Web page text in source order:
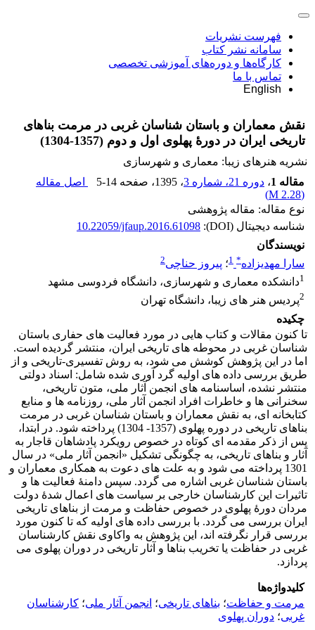
فهرست نشریات
سامانه نشر کتاب
کارگاه‌ها و دوره‌های آموزشی تخصصی
تماس با ما
English
نقش معماران و باستان شناسان غربی در مرمت بناهای
تاریخی ایران در دورۀ پهلوی اول و دوم (1357-1304)
نشریه هنرهای زیبا: معماری و شهرسازی
مقاله 1
، دوره 21، شماره 3 ، 1395 ، صفحه 5-14
اصل مقاله
(
2.28 M
)
نوع مقاله: مقاله پژوهشی
شناسه دیجیتال (DOI):
10.22059/jfaup.2016.61098
نویسندگان
سارا مهدیزاده*
1؛ پیروز حناچی2
1دانشکده معماری و شهرسازی، دانشگاه فردوسی مشهد
2پردیس هنر های زیبا، دانشگاه تهران
چکیده
تا کنون مقالات و کتاب هایی در مورد فعالیت های حفاری باستان
شناسان غربی در محوطه های تاریخی ایران، منتشر گردیده است.
اما در این پژوهش کوشش می شود، به روش تفسیری-تاریخی و از
طریق بررسی داده های اولیه گرد آوری شده شامل: اسناد دولتی
منتشر نشده، اساسنامه های انجمن آثار ملی، متون تاریخی،
سخنرانی ها و خاطرات افراد انجمن آثار ملی، روزنامه ها و منابع
کتابخانه ای، به نقش معماران و باستان شناسان غربی در مرمت
بناهای تاریخی در دوره پهلوی (1357- 1304) پرداخته شود. در ابتدا،
پس از ذکر مقدمه ای کوتاه در خصوص رویکرد پادشاهان قاجار به
آثار و بناهای تاریخی، به چگونگی تشکیل «انجمن آثار ملی» در سال
1301 پرداخته می شود و به علت های دعوت به همکاری معماران و
باستان شناسان غربی اشاره می گردد. سپس دامنۀ فعالیت ها و
تاثیرات این کارشناسان خارجی بر سیاست های اعمال شدۀ دولت
مردان دورۀ پهلوی در خصوص حفاظت و مرمت از بناهای تاریخی
ایران بررسی می گردد. با بررسی داده های اولیه که تا کنون مورد
بررسی قرار نگرفته اند، این پژوهش به واکاوی نقش کارشناسان
غربی در حفاظت یا تخریب بناها و آثار تاریخی در دوران پهلوی می
پردازد.
کلیدواژه‌ها
مرمت و حفاظت؛ بناهای تاریخی؛ انجمن آثار ملی؛ کارشناسان
غربی؛ دوران پهلوی